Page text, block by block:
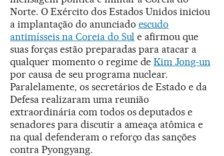
Norte. O Exército dos Estados Unidos iniciou
a implantação do anunciado escudo
antimísseis na Coreia do Sul e afirmou que
suas forças estão preparadas para atacar a
qualquer momento o regime deKim Jong-un
por causa de seu programa nuclear.
Paralelamente, os secretários de Estado e da
Defesa realizaram uma reunião
extraordinária com todos os deputados e
senadores para discutir a ameaça atômica e
na qual defenderam o reforço das sanções
contra Pyongyang.